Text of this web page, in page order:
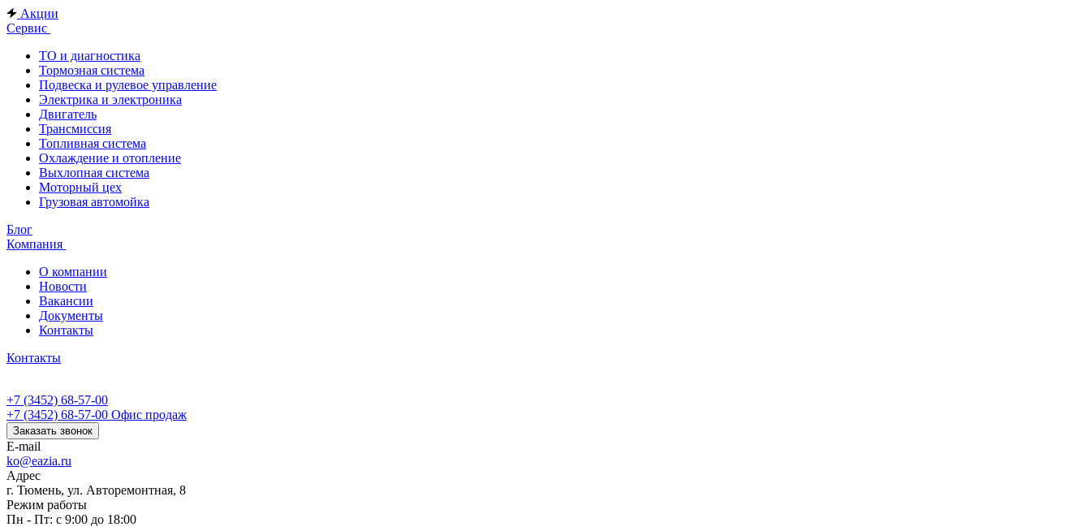
Акции
Сервис
ТО и диагностика
Тормозная система
Подвеска и рулевое управление
Электрика и электроника
Двигатель
Трансмиссия
Топливная система
Охлаждение и отопление
Выхлопная система
Моторный цех
Грузовая автомойка
Блог
Компания
О компании
Новости
Вакансии
Документы
Контакты
Контакты
+7 (3452) 68-57-00
+7 (3452) 68-57-00 Офис продаж
Заказать звонок
E-mail
ko@eazia.ru
Адрес
г. Тюмень, ул. Авторемонтная, 8
Режим работы
Пн - Пт: с 9:00 до 18:00